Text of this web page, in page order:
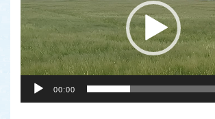
レ
ー
ヤ
ー
00:00